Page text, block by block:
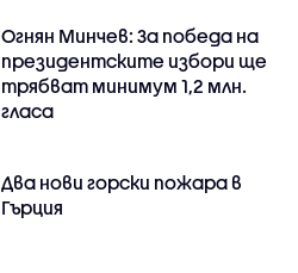
Огнян Минчев: За победа на
президентските избори ще
трябват минимум 1,2 млн.
гласа
Два нови горски пожара в
Гърция